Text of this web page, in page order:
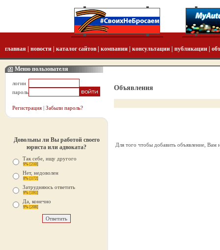
главная новости каталог сайтов компании консультации публикации
Меню пользователя
логин
пароль
Регистрация | Забыли пароль?
Довольны ли Вы работой своего
юриста или адвоката?
Так себе, ищу другого
9% [210]
Нет, недоволен
8% [172]
Затрудняюсь ответить
9% [191]
Да, конечно
9% [208]
Объявления
Для того чтобы добавить объявление,